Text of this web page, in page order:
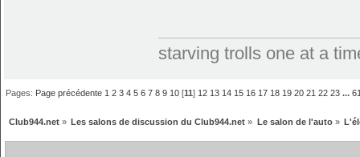
starving trolls one at a
Pages: Page précédente 1 2 3 4 5 6 7 8 9 10 [11] 12 13 14 15 16 17 18 19 20 21 22 23 ...
Club944.net» Les salons de discussion du Club944.net » Le salon de l'auto»